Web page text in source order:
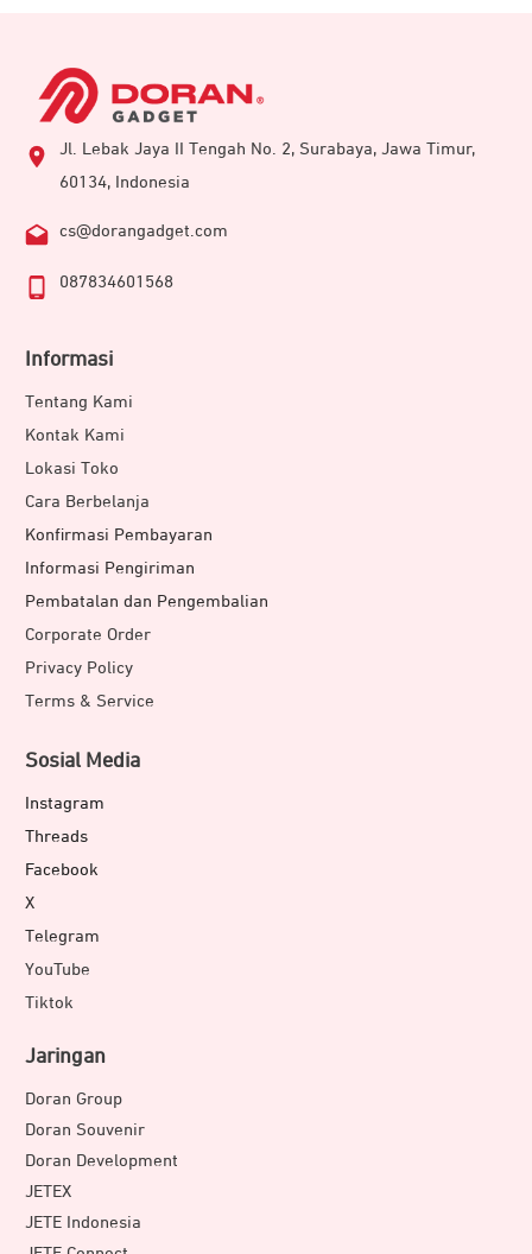
Jl. Lebak Jaya II Tengah No. 2, Surabaya, Jawa Timur,
60134, Indonesia
cs@dorangadget.com
087834601568
Informasi
Tentang Kami
Kontak Kami
Lokasi Toko
Cara Berbelanja
Konfirmasi Pembayaran
Informasi Pengiriman
Pembatalan dan Pengembalian
Corporate Order
Privacy Policy
Terms & Service
Sosial Media
Instagram
Threads
Facebook
X
Telegram
YouTube
Tiktok
Jaringan
Doran Group
Doran Souvenir
Doran Development
JETEX
JETE Indonesia